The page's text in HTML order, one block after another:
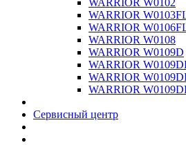
WARRIOR W0102
WARRIOR
WARRIOR
WARRIOR W0108
WARRIOR W0109D
WARRIOR
WARRIOR
WARRIOR
Сервисный центр